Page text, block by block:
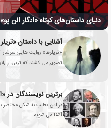
دنیای داستان‌های کوتاه «ادگار الن پو»
آشنایی با داستان
«تریلرها» روایت هایی سرشار
تصویر می کشند که ترس،
برترین نویسندگان در
در این مطلب به شکل مختصر با
آشنا می شویم